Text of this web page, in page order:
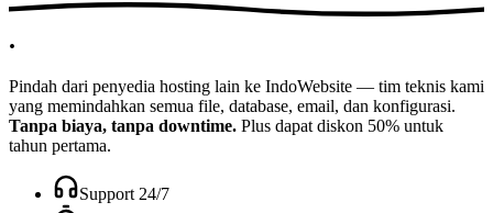
.
Pindah dari penyedia hosting lain ke IndoWebsite — tim teknis kami
yang memindahkan semua file, database, email, dan konfigurasi.
Tanpa biaya, tanpa downtime. Plus dapat diskon 50% untuk
tahun pertama.
Support 24/7